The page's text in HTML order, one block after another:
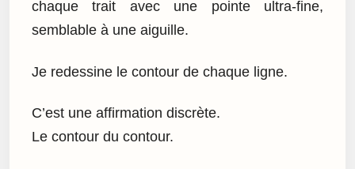
chaque trait avec une pointe ultra-fine,
semblable à une aiguille.
Je redessine le contour de chaque ligne.
C’est une affirmation discrète.
Le contour du contour.